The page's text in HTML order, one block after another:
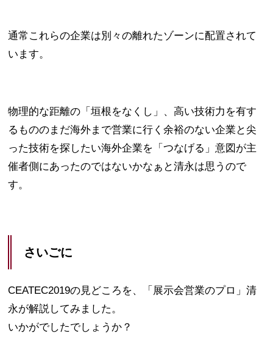
通常これらの企業は別々の離れたゾーンに配置されて
います。
物理的な距離の「垣根をなくし」、高い技術力を有す
るもののまだ海外まで営業に行く余裕のない企業と尖
った技術を探したい海外企業を「つなげる」意図が主
催者側にあったのではないかなぁと清永は思うので
す。
さいごに
CEATEC2019の見どころを、「展示会営業のプロ」清
永が解説してみました。
いかがでしたでしょうか？